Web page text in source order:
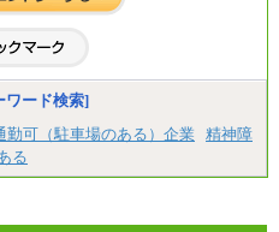
ワード検索]
勤可（駐車場のある）企業
精神障
る